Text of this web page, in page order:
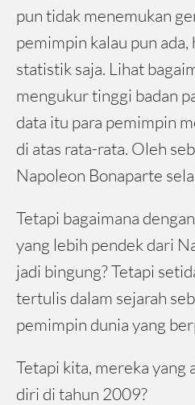
pun tidak menemukan
pemimpin kalau pun ada,
statistik saja. Lihat
mengukur tinggi badan
data itu para pemimpin
di atas rata-rata. Oleh
Napoleon Bonaparte
Tetapi bagaimana
yang lebih pendek dari
jadi bingung? Tetapi
tertulis dalam sejarah
pemimpin dunia yang
Tetapi kita, mereka yang
diri di tahun 2009?